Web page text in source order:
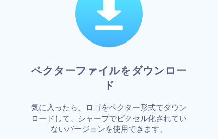
ベクターファイルをダウンロー
ド
気に入ったら、ロゴをベクター形式でダウン
ロードして、シャープでピクセル化されてい
ないバージョンを使用できます。